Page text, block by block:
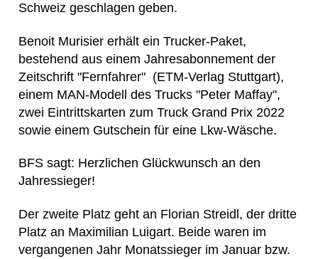
Schweiz geschlagen geben.
Benoit Murisier erhält ein Trucker-Paket,
bestehend aus einem Jahresabonnement der
Zeitschrift "Fernfahrer" (ETM-Verlag Stuttgart),
einem MAN-Modell des Trucks "Peter Maffay",
zwei Eintrittskarten zum Truck Grand Prix 2022
sowie einem Gutschein für eine Lkw-Wäsche.
BFS sagt: Herzlichen Glückwunsch an den
Jahressieger!
Der zweite Platz geht an Florian Streidl, der dritte
Platz an Maximilian Luigart. Beide waren im
vergangenen Jahr Monatssieger im Januar bzw.